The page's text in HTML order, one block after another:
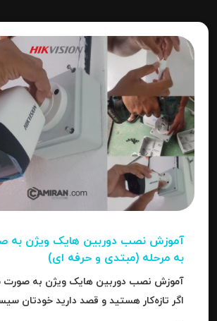
آموزش نصب دوربین هایک‌ ویژن به
به‌ مرحله (مبتدی و حرفه ای)
آموزش نصب دوربین هایک‌ ویژن به صورت
اگر تازه‌کار هستید و قصد دارید خودتان